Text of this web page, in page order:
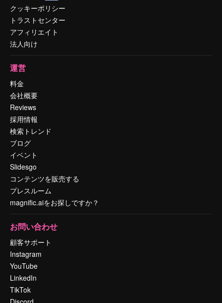
クッキーポリシー
トラストセンター
アフィリエイト
法人向け
運営
料金
会社概要
Reviews
採用情報
検索トレンド
ブログ
イベント
Slidesgo
コンテンツを販売する
プレスルーム
magnific.aiをお探しですか？
お問い合わせ
顧客サポート
Instagram
YouTube
LinkedIn
TikTok